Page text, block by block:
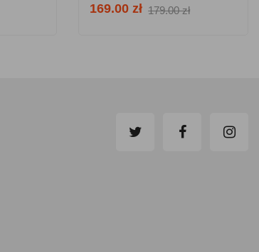
169.00 zł 179.00 zł